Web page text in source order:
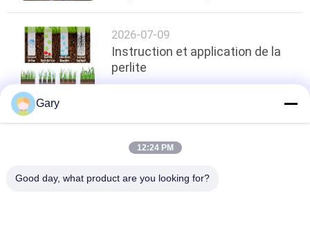
2026-07-09
Instruction et application de la
perlite
top
Gary
12:24 PM
Good day, what product are you looking for?